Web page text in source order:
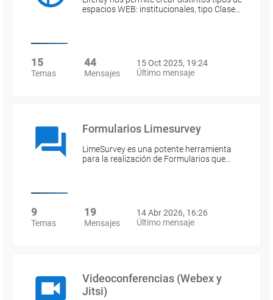
espacios WEB: institucionales, tipo Clase…
15
Temas
44
Mensajes
15 Oct 2025, 19:24
Último mensaje
Formularios Limesurvey
LimeSurvey es una potente herramienta
para la realización de Formularios que…
9
Temas
19
Mensajes
14 Abr 2026, 16:26
Último mensaje
Videoconferencias (Webex y
Jitsi)